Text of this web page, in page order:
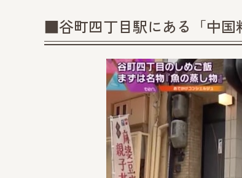
■谷町四丁目駅にある「中国